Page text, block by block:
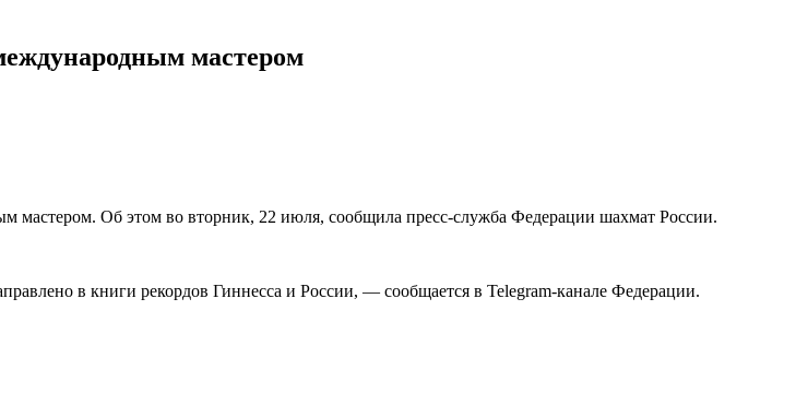
мастером
Об этом во вторник, 22 июля, сообщила пресс-служба Федерации шахмат России.
в книги рекордов Гиннесса и России, — сообщается в Telegram-канале Федерации.